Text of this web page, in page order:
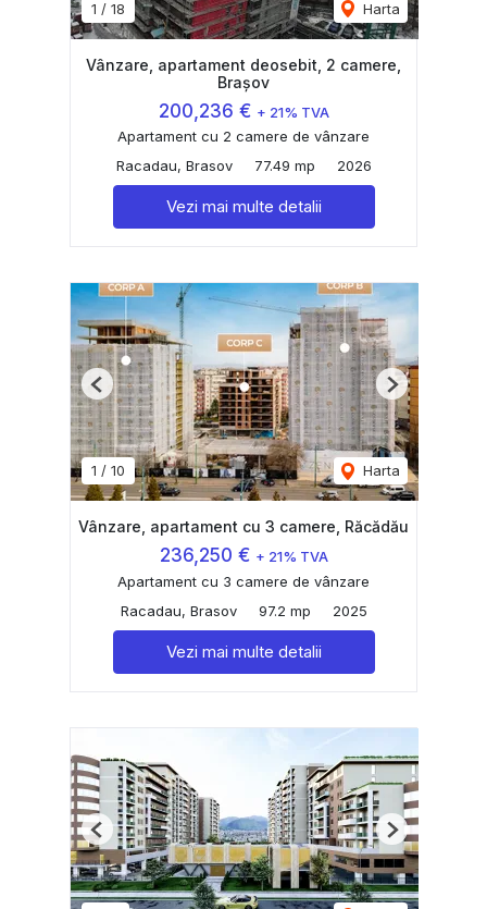
1 / 18 Harta
Vânzare, apartament deosebit, 2 camere,
Brașov
200,236 € + 21% TVA
Apartament cu 2 camere de vânzare
Racadau, Brasov
77.49 mp 2026
Vezi mai multe detalii
1 / 10 Harta
Previous Next
Vânzare, apartament cu 3 camere, Răcădău
236,250 € + 21% TVA
Apartament cu 3 camere de vânzare
Racadau, Brasov
97.2 mp 2025
Vezi mai multe detalii
Previous Next